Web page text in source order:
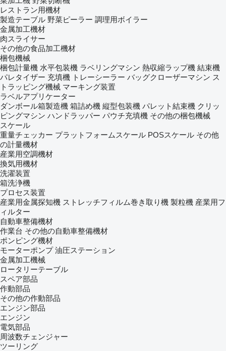
レストラン用機材
製造テーブル 野菜ピーラー 調理用ボイラー
金属加工機材
肉スライサー
その他の食品加工機材
梱包機械
梱包計量機 水平包装機 ラベリングマシン 熱収縮ラップ機 結束機
パレタイザー 充填機 トレーシーラー バッグクローザーマシン ス
トラッピング機械 マーキング装置
ラベルアプリケーター
ダンボール箱製造機 箱詰め機 縦型包装機 パレット結束機 クリッ
ピングマシン ハンドラッパー パウチ充填機 その他の梱包機械
スケール
重量チェッカー プラットフォームスケール POSスケール その他
の計量機材
産業用空調機材
換気用機材
洗濯装置
箱洗浄機
プロセス装置
産業用金属探知機 ストレッチフィルム巻き取り機 製粒機 産業用フ
ィルター
自動車整備機材
作業台 その他の自動車整備機材
ポンピング機材
モーターポンプ 油圧ステーション
金属加工機械
ロータリーテーブル
スペア部品
作動部品
その他の作動部品
エンジン部品
エンジン
電気部品
周波数チェンジャー
ツーリング